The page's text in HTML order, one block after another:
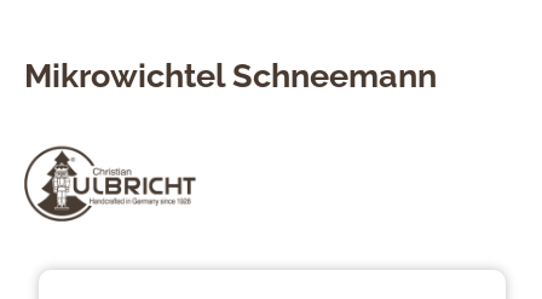
Mikrowichtel Schneemann